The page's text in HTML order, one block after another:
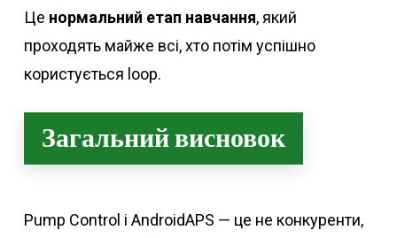
Це нормальний етап навчання, який
проходять майже всі, хто потім успішно
користується loop.
Загальний висновок
Pump Control і AndroidAPS — це не конкуренти,